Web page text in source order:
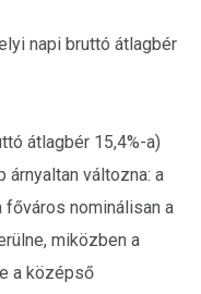
napi bruttó átlagbér
átlagbér 15,4%-a)
árnyaltan változna: a
nominálisan a
miközben a
a középső